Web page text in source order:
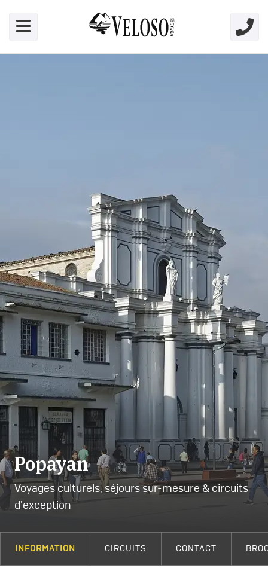
Popayan
Voyages culturels, séjours sur-mesure & circuits
d'exception
INFORMATION CIRCUITS CONTACT